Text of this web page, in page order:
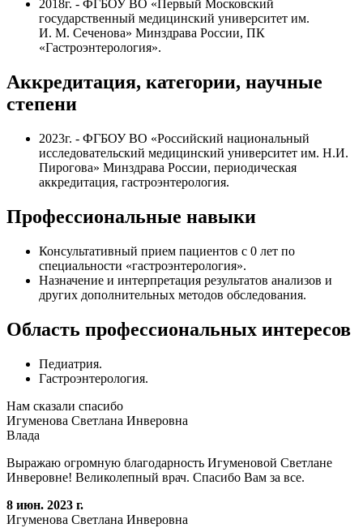
2018г. - ФГБОУ ВО «Первый Московский
государственный медицинский университет им.
И. М. Сеченова» Минздрава России, ПК
«Гастроэнтерология».
Аккредитация, категории, научные
степени
2023г. - ФГБОУ ВО «Российский национальный
исследовательский медицинский университет им. Н.И.
Пирогова» Минздрава России, периодическая
аккредитация, гастроэнтерология.
Профессиональные навыки
Консультативный прием пациентов с 0 лет по
специальности «гастроэнтерология».
Назначение и интерпретация результатов анализов и
других дополнительных методов обследования.
Область профессиональных интересов
Педиатрия.
Гастроэнтерология.
Нам сказали спасибо
Игуменова Светлана Инверовна
Влада
Выражаю огромную благодарность Игуменовой Светлане
Инверовне! Великолепный врач. Спасибо Вам за все.
8 июн. 2023 г.
Игуменова Светлана Инверовна